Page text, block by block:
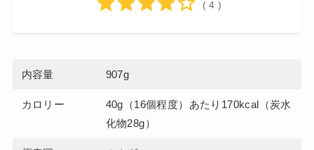
( 4 )
内容量 907g
カロリー
40g（16個程度）あたり170kcal（炭水
化物28g）